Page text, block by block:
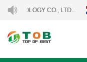
CO., LTD..